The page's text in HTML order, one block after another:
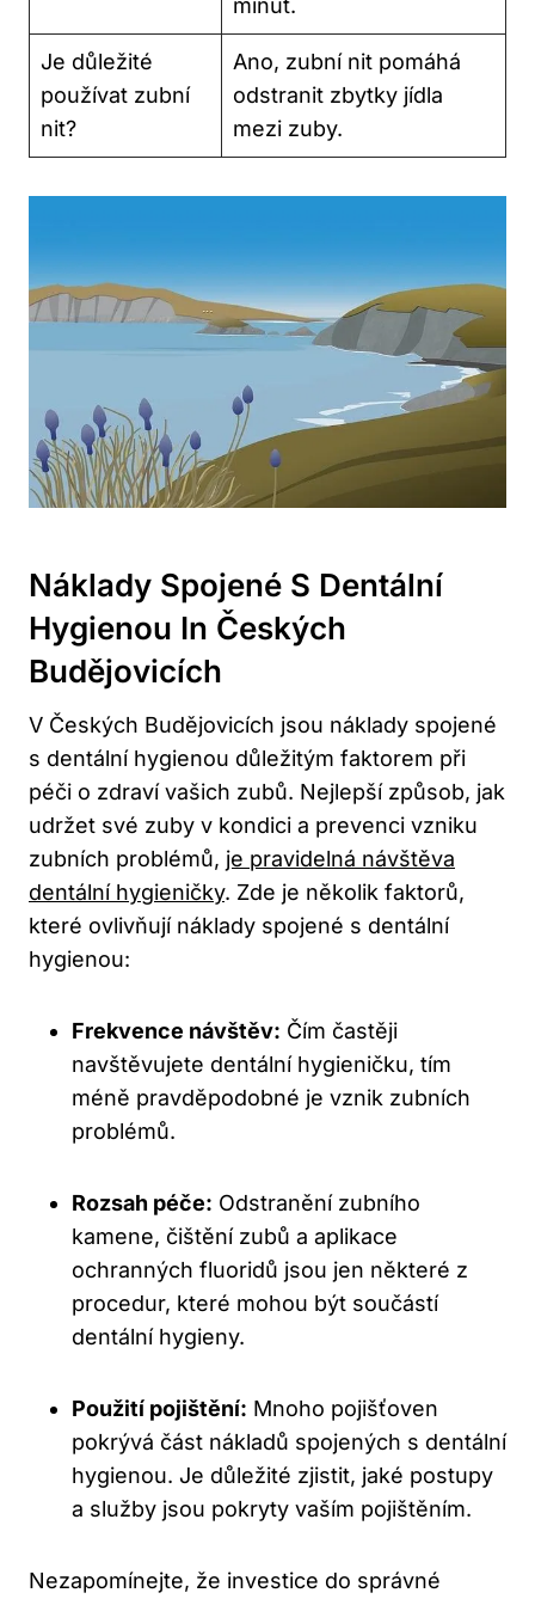
minut.
Je důležité
používat zubní
nit?
Ano, zubní nit pomáhá
odstranit zbytky jídla
mezi zuby.
Náklady Spojené S Dentální
Hygienou In Českých
Budějovicích
V Českých Budějovicích jsou náklady spojené
s dentální hygienou důležitým faktorem při
péči o zdraví vašich zubů. Nejlepší způsob, jak
udržet své zuby v kondici a prevenci vzniku
zubních problémů, je pravidelná návštěva
dentální hygieničky. Zde je několik faktorů,
které ovlivňují náklady spojené s dentální
hygienou:
Frekvence návštěv: Čím častěji
navštěvujete dentální hygieničku, tím
méně pravděpodobné je vznik zubních
problémů.
Rozsah péče: Odstranění zubního
kamene, čištění zubů a aplikace
ochranných fluoridů jsou jen některé z
procedur, které mohou být součástí
dentální hygieny.
Použití pojištění: Mnoho pojišťoven
pokrývá část nákladů spojených s dentální
hygienou. Je důležité zjistit, jaké postupy
a služby jsou pokryty vaším pojištěním.
Nezapomínejte, že investice do správné